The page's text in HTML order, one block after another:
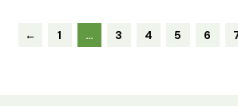
← 1 … 3 4 5 6